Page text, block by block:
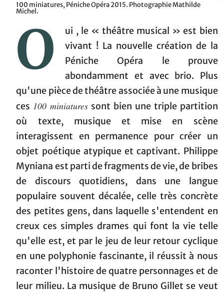
100 miniatures, Péniche Opéra 2015. Photographie Mathilde
Michel.
O
ui , le « théâtre musical » est bien
vivant ! La nouvelle création de la
Péniche Opéra le prouve
abondamment et avec brio. Plus
qu'une pièce de théâtre associée à une musique
ces 100 miniatures sont bien une triple partition
où texte, musique et mise en scène
interagissent en permanence pour créer un
objet poétique atypique et captivant. Philippe
Myniana est parti de fragments de vie, de bribes
de discours quotidiens, dans une langue
populaire souvent décalée, celle très concrète
des petites gens, dans laquelle s'entendent en
creux ces simples drames qui font la vie telle
qu'elle est, et par le jeu de leur retour cyclique
en une polyphonie fascinante, il réussit à nous
raconter l'histoire de quatre personnages et de
leur milieu. La musique de Bruno Gillet se veut